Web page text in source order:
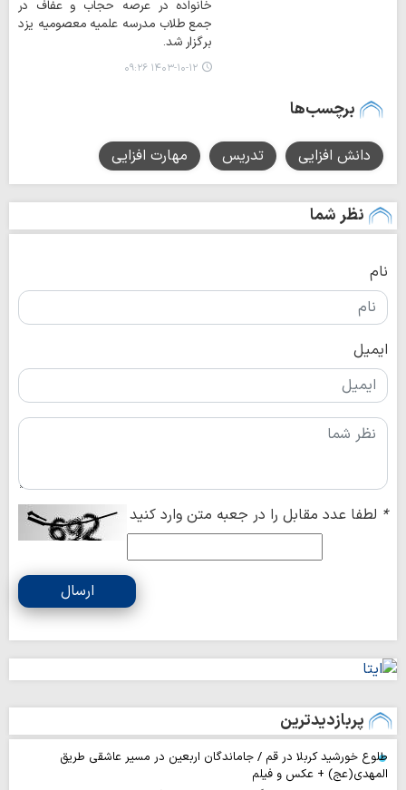
خانواده در عرصه حجاب و عفاف در
جمع طلاب مدرسه علمیه معصومیه یزد
برگزار شد.
۱۴۰۳-۱۰-۱۲ ۰۹:۲۶
برچسب‌ها
دانش افزایی تدریس مهارت افزایی
نظر شما
نام
ایمیل
* لطفا عدد مقابل را در جعبه متن وارد کنید
ارسال
پربازدیدترین
طلوع خورشید کربلا در قم / جاماندگان اربعین در مسیر عاشقی طریق
المهدی(عج) + عکس و فیلم